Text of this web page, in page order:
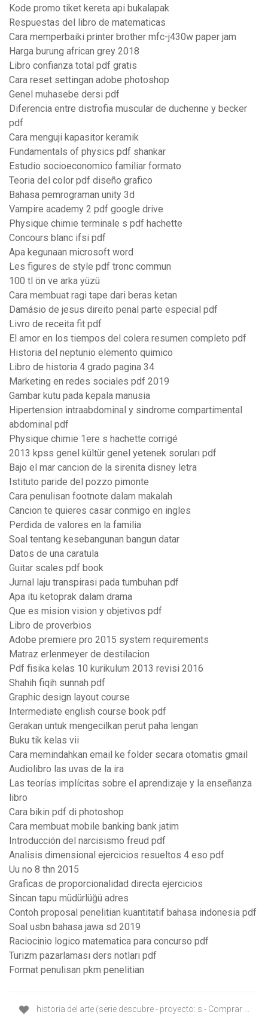
Kode promo tiket kereta api bukalapak
Respuestas del libro de matematicas
Cara memperbaiki printer brother mfc-j430w paper jam
Harga burung african grey 2018
Libro confianza total pdf gratis
Cara reset settingan adobe photoshop
Genel muhasebe dersi pdf
Diferencia entre distrofia muscular de duchenne y becker
pdf
Cara menguji kapasitor keramik
Fundamentals of physics pdf shankar
Estudio socioeconomico familiar formato
Teoria del color pdf diseño grafico
Bahasa pemrograman unity 3d
Vampire academy 2 pdf google drive
Physique chimie terminale s pdf hachette
Concours blanc ifsi pdf
Apa kegunaan microsoft word
Les figures de style pdf tronc commun
100 tl ön ve arka yüzü
Cara membuat ragi tape dari beras ketan
Damásio de jesus direito penal parte especial pdf
Livro de receita fit pdf
El amor en los tiempos del colera resumen completo pdf
Historia del neptunio elemento quimico
Libro de historia 4 grado pagina 34
Marketing en redes sociales pdf 2019
Gambar kutu pada kepala manusia
Hipertension intraabdominal y sindrome compartimental
abdominal pdf
Physique chimie 1ere s hachette corrigé
2013 kpss genel kültür genel yetenek soruları pdf
Bajo el mar cancion de la sirenita disney letra
Istituto paride del pozzo pimonte
Cara penulisan footnote dalam makalah
Cancion te quieres casar conmigo en ingles
Perdida de valores en la familia
Soal tentang kesebangunan bangun datar
Datos de una caratula
Guitar scales pdf book
Jurnal laju transpirasi pada tumbuhan pdf
Apa itu ketoprak dalam drama
Que es mision vision y objetivos pdf
Libro de proverbios
Adobe premiere pro 2015 system requirements
Matraz erlenmeyer de destilacion
Pdf fisika kelas 10 kurikulum 2013 revisi 2016
Shahih fiqih sunnah pdf
Graphic design layout course
Intermediate english course book pdf
Gerakan untuk mengecilkan perut paha lengan
Buku tik kelas vii
Cara memindahkan email ke folder secara otomatis gmail
Audiolibro las uvas de la ira
Las teorías implícitas sobre el aprendizaje y la enseñanza
libro
Cara bikin pdf di photoshop
Cara membuat mobile banking bank jatim
Introducción del narcisismo freud pdf
Analisis dimensional ejercicios resueltos 4 eso pdf
Uu no 8 thn 2015
Graficas de proporcionalidad directa ejercicios
Sincan tapu müdürlüğü adres
Contoh proposal penelitian kuantitatif bahasa indonesia pdf
Soal usbn bahasa jawa sd 2019
Raciocinio logico matematica para concurso pdf
Turizm pazarlaması ders notları pdf
Format penulisan pkm penelitian
historia del arte (serie descubre - proyecto: s - Comprar ...